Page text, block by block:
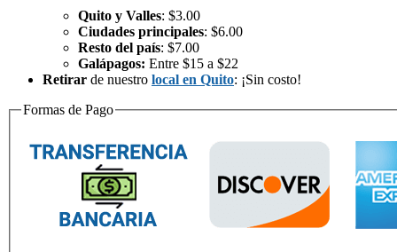
Quito y Valles: $3.00
Ciudades principales: $6.00
Resto del país: $7.00
Galápagos: Entre $15 a $22
Retirar de nuestro local en Quito: ¡Sin costo!
Formas de Pago